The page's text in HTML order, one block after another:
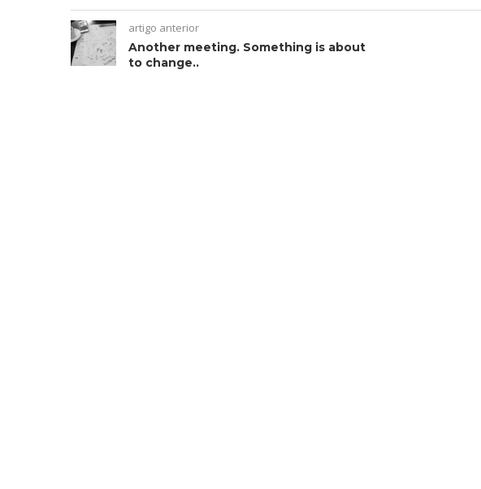
artigo anterior
Another meeting. Something is about
to change..